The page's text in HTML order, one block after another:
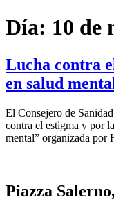
Día: 10 de
Lucha contra
en salud
El Consejero de
contra el estigma y por
mental” organizada por
Piazza